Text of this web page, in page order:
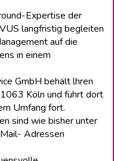
Expertise der
langfristig begleiten
auf die
in einem
GmbH behält lhren
Köln und führt dort
Umfang fort.
sind wie bisher unter
Adressen